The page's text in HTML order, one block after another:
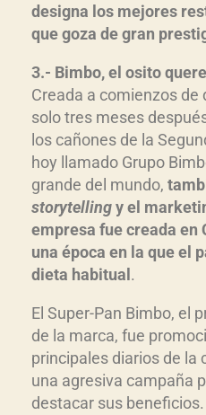
designa los mejores
que goza de gran
3.- Bimbo, el osito
Creada a comienzos de
solo tres meses
los cañones de la
hoy llamado Grupo
grande del mundo,
storytellingy el
empresa fue creada en
una época en la que el
dieta habitual .
El Super-Pan Bimbo, el
de la marca, fue
principales diarios de la
una agresiva campaña
destacar sus beneficios.